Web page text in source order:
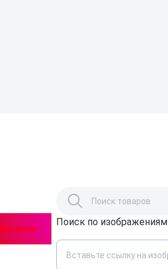
Поиск по изображениям